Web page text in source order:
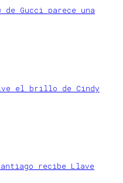
Gucci parece una
el brillo de Cindy
recibe Llave